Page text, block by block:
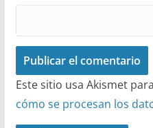
Este sitio usa Akismet
cómo se procesan los